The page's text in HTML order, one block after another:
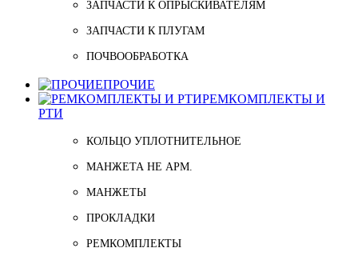
ЗАПЧАСТИ К ОПРЫСКИВАТЕЛЯМ
ЗАПЧАСТИ К ПЛУГАМ
ПОЧВООБРАБОТКА
ПРОЧИЕ
РЕМКОМПЛЕКТЫ И
РТИ
КОЛЬЦО УПЛОТНИТЕЛЬНОЕ
МАНЖЕТА НЕ АРМ.
МАНЖЕТЫ
ПРОКЛАДКИ
РЕМКОМПЛЕКТЫ